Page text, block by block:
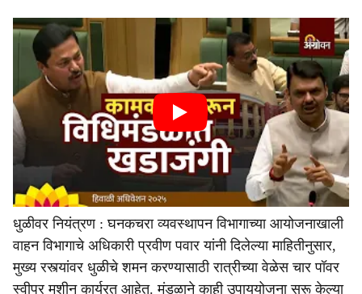
धुळीवर नियंत्रण : घनकचरा व्यवस्थापन विभागाच्या आयोजनाखाली
वाहन विभागाचे अधिकारी प्रवीण पवार यांनी दिलेल्या माहितीनुसार,
मुख्य रस्त्यांवर धुळीचे शमन करण्यासाठी रात्रीच्या वेळेस चार पॉवर
स्वीपर मशीन कार्यरत आहेत. मंडळाने काही उपाययोजना सुरू केल्या